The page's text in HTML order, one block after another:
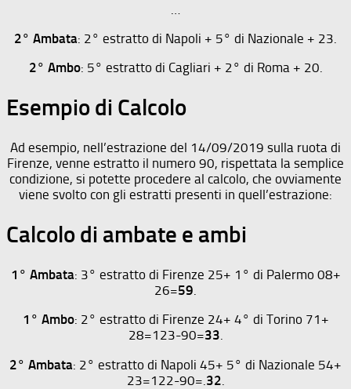
2° Ambata: 2° estratto di Napoli + 5° di Nazionale + 23.
2° Ambo: 5° estratto di Cagliari + 2° di Roma + 20.
Esempio di Calcolo
Ad esempio, nell’estrazione del 14/09/2019 sulla ruota di
Firenze, venne estratto il numero 90, rispettata la semplice
condizione, si potette procedere al calcolo, che ovviamente
viene svolto con gli estratti presenti in quell’estrazione:
Calcolo di ambate e ambi
1° Ambata: 3° estratto di Firenze 25+ 1° di Palermo 08+
26=59.
1° Ambo: 2° estratto di Firenze 24+ 4° di Torino 71+
28=123-90=33.
2° Ambata: 2° estratto di Napoli 45+ 5° di Nazionale 54+
23=122-90=. 32